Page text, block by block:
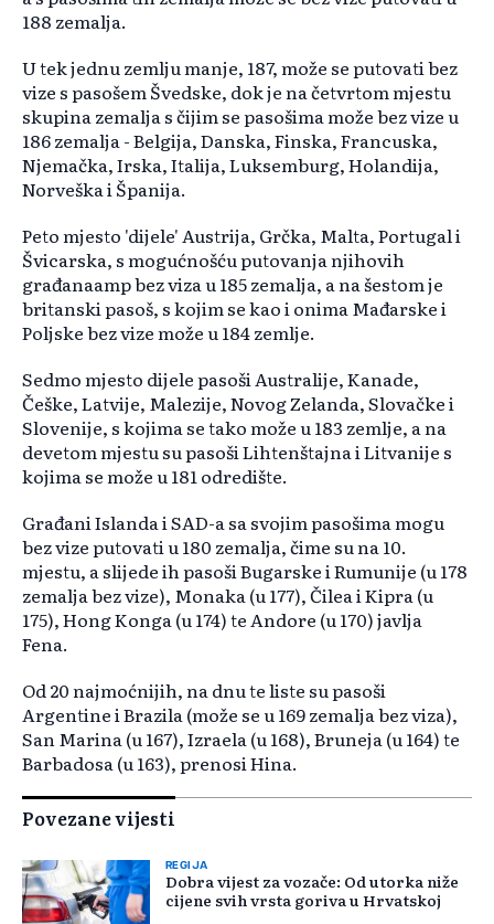
188 zemalja.
U tek jednu zemlju manje, 187, može se putovati bez
vize s pasošem Švedske, dok je na četvrtom mjestu
skupina zemalja s čijim se pasošima može bez vize u
186 zemalja - Belgija, Danska, Finska, Francuska,
Njemačka, Irska, Italija, Luksemburg, Holandija,
Norveška i Španija.
Peto mjesto 'dijele' Austrija, Grčka, Malta, Portugal i
Švicarska, s mogućnošću putovanja njihovih
građanaamp bez viza u 185 zemalja, a na šestom je
britanski pasoš, s kojim se kao i onima Mađarske i
Poljske bez vize može u 184 zemlje.
Sedmo mjesto dijele pasoši Australije, Kanade,
Češke, Latvije, Malezije, Novog Zelanda, Slovačke i
Slovenije, s kojima se tako može u 183 zemlje, a na
devetom mjestu su pasoši Lihtenštajna i Litvanije s
kojima se može u 181 odredište.
Građani Islanda i SAD-a sa svojim pasošima mogu
bez vize putovati u 180 zemalja, čime su na 10.
mjestu, a slijede ih pasoši Bugarske i Rumunije (u 178
zemalja bez vize), Monaka (u 177), Čilea i Kipra (u
175), Hong Konga (u 174) te Andore (u 170) javlja
Fena.
Od 20 najmoćnijih, na dnu te liste su pasoši
Argentine i Brazila (može se u 169 zemalja bez viza),
San Marina (u 167), Izraela (u 168), Bruneja (u 164) te
Barbadosa (u 163), prenosi Hina.
Povezane vijesti
REGIJA
Dobra vijest za vozače: Od utorka niže
cijene svih vrsta goriva u Hrvatskoj